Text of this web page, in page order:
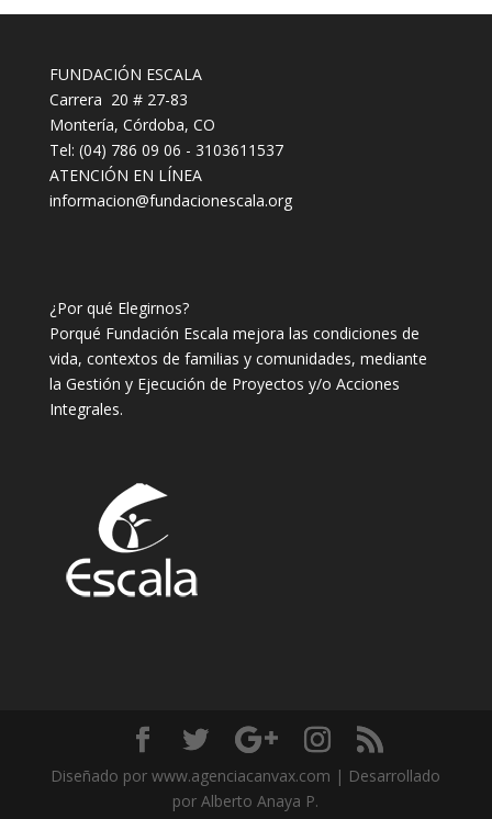
FUNDACIÓN ESCALA
Carrera 20 # 27-83
Montería, Córdoba, CO
Tel: (04) 786 09 06 - 3103611537
ATENCIÓN EN LÍNEA
informacion@fundacionescala.org
¿Por qué Elegirnos?
Porqué Fundación Escala mejora las condiciones de
vida, contextos de familias y comunidades, mediante
la Gestión y Ejecución de Proyectos y/o Acciones
Integrales.
Diseñado por www.agenciacanvax.com | Desarrollado
por Alberto Anaya P.